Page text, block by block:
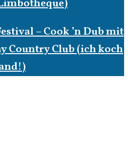
– Cook ’n Dub mit
Country Club (ich koch